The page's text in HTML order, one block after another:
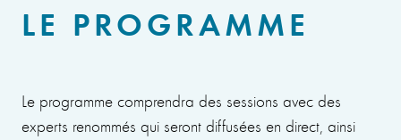
LE PROGRAMME
Le programme comprendra des sessions avec des
experts renommés qui seront diffusées en direct, ainsi